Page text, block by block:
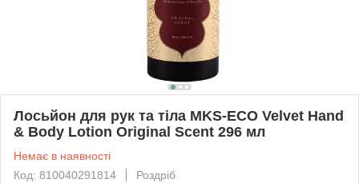
Лосьйон для рук та тіла MKS-ECO Velvet Hand
& Body Lotion Original Scent 296 мл
Немає в наявності
Код: 810040291814
Роздріб